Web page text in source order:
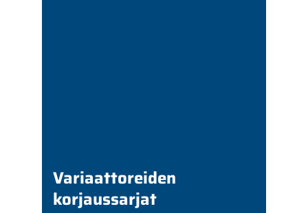
Variaattoreiden
korjaussarjat